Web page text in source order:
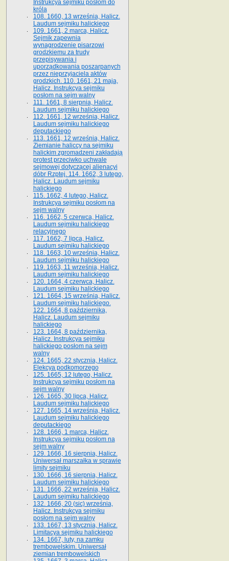
Instrukcya sejmiku posłom do
króla
108. 1660, 13 września, Halicz.
Laudum sejmiku halickiego
109. 1661, 2 marca, Halicz.
Sejmik zapewnia
wynagrodzenie pisarzowi
grodzkiemu za trudy
przepisywania i
uporządkowania poszarpanych
przez nieprzyjaciela aktów
grodzkich. 110. 1661, 21 maja,
Halicz. Instrukcya sejmiku
posłom na sejm walny
111. 1661, 8 sierpnia, Halicz.
Laudum sejmiku halickiego
112. 1661, 12 września, Halicz.
Laudum sejmiku halickiego
deputackiego
113. 1661, 12 września, Halicz.
Ziemianie haliccy na sejmiku
halickim zgromadzeni zakładają
protest przeciwko uchwale
sejmowej dotyczącej alienacyi
dóbr Rzptej. 114. 1662, 3 lutego,
Halicz. Laudum sejmiku
halickiego
115. 1662, 4 lutego, Halicz.
Instrukcya sejmiku posłom na
sejm walny
116. 1662, 5 czerwca, Halicz.
Laudum sejmiku halickiego
relacyjnego
117. 1662, 7 lipca, Halicz.
Laudum sejmiku halickiego
118. 1663, 10 września, Halicz.
Laudum sejmiku halickiego
119. 1663, 11 września, Halicz.
Laudum sejmiku halickiego
120. 1664, 4 czerwca, Halicz.
Laudum sejmiku halickiego
121. 1664, 15 września, Halicz.
Laudum sejmiku halickiego.
122. 1664, 8 października,
Halicz. Laudum sejmiku
halickiego
123. 1664, 8 października,
Halicz. Instrukcya sejmiku
halickiego posłom na sejm
walny
124. 1665, 22 stycznia, Halicz.
Elekcya podkomorzego
125. 1665, 12 lutego, Halicz.
Instrukcya sejmiku posłom na
sejm walny
126. 1665, 30 lipca, Halicz.
Laudum sejmiku halickiego
127. 1665, 14 września, Halicz.
Laudum sejmiku halickiego
deputackiego
128. 1666, 1 marca, Halicz.
Instrukcya sejmiku posłom na
sejm walny
129. 1666, 16 sierpnia, Halicz.
Uniwersał marszałka w sprawie
limity sejmiku
130. 1666, 16 sierpnia, Halicz.
Laudum sejmiku halickiego
131. 1666, 22 września, Halicz.
Laudum sejmiku halickiego
132. 1666, 20 (sic) września,
Halicz. Instrukcya sejmiku
posłom na sejm walny
133. 1667, 13 stycznia, Halicz.
Limitacya sejmiku halickiego
134. 1667, luty, na zamku
trembowelskim. Uniwersał
ziemian trembowelskich